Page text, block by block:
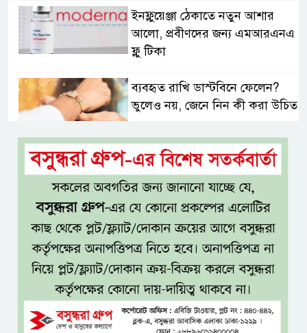
ইনফ্লুয়েঞ্জা ঠেকাতে নতুন আশার
আলো, প্রবীণদের জন্য এমআরএনএ
ফ্লু টিকা
ব্যবহৃত রাখি ডাস্টবিনে ফেলেন?
ভুলেও নয়, জেনে নিন কী করা উচিত
বেসরকারি জ্বালানি তেল আমদানিতে
বিশেষ সুবিধার অভিযোগ ভিত্তিহীন:
জ্বালানি বিভাগ
শেখ হাসিনা চাইলেই কি দেশে
ফিরতে পারবেন?
বসুন্ধরায় অ্যামেচার মার্শাল আর্টের
জমজমাট আসর